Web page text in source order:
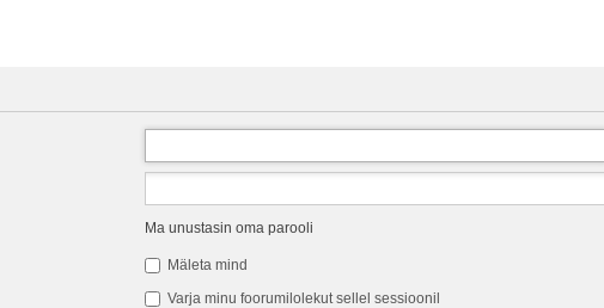
Ma unustasin oma parooli
Mäleta mind
Varja minu foorumilolekut sellel sessioonil